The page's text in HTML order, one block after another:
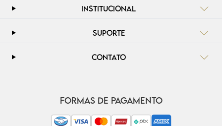
INSTITUCIONAL
SUPORTE
CONTATO
FORMAS DE PAGAMENTO